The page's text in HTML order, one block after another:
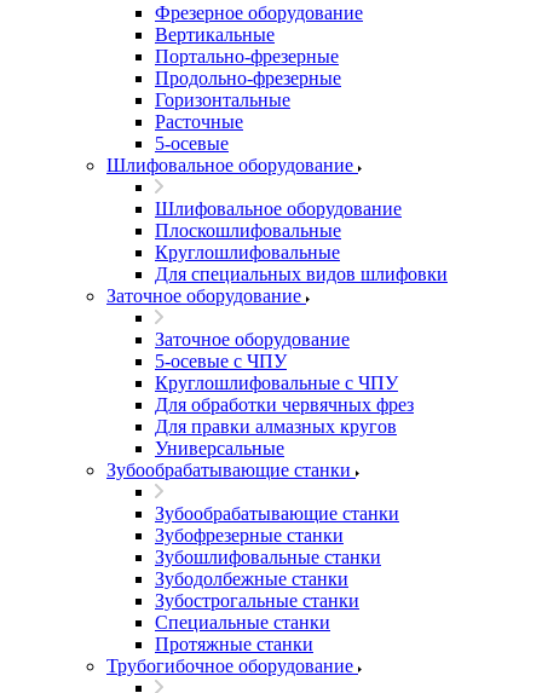
Фрезерное оборудование
Вертикальные
Портально-фрезерные
Продольно-фрезерные
Горизонтальные
Расточные
5-осевые
Шлифовальное оборудование
Шлифовальное оборудование
Плоскошлифовальные
Круглошлифовальные
Для специальных видов шлифовки
Заточное оборудование
Заточное оборудование
5-осевые с ЧПУ
Круглошлифовальные с ЧПУ
Для обработки червячных фрез
Для правки алмазных кругов
Универсальные
Зубообрабатывающие станки
Зубообрабатывающие станки
Зубофрезерные станки
Зубошлифовальные станки
Зубодолбежные станки
Зубострогальные станки
Специальные станки
Протяжные станки
Трубогибочное оборудование